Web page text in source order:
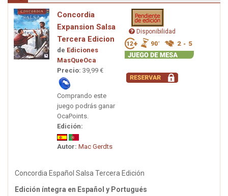
Concordia
Expansion Salsa
Tercera Edicion
de Ediciones
MasQueOca
Precio: 39,99 €
Comprando este
juego podrás ganar
OcaPoints.
Edición:
Autor: Mac Gerdts
Disponibilidad
Concordia Español Salsa Tercera Edición
Edición íntegra en Español y Portugués